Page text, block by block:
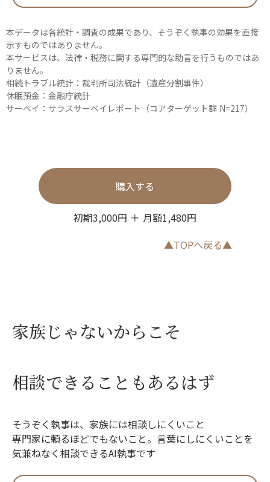
本データは各統計・調査の成果であり、そうぞく執事の効果を直接
示すものではありません。
本サービスは、法律・税務に関する専門的な助言を行うものではあ
りません。
相続トラブル統計：裁判所司法統計（遺産分割事件）
休眠預金：金融庁統計
サーベイ：サラスサーベイレポート（コアターゲット群 N=217）
購入する
初期3,000円 ＋ 月額1,480円
▲TOPへ戻る▲
家族じゃないからこそ
相談できることもあるはず
そうぞく執事は、家族には相談しにくいこと
専門家に頼るほどでもないこと。言葉にしにくいことを
気兼ねなく相談できるAI執事です